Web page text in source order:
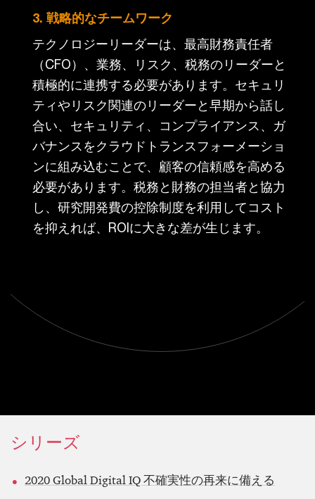
3. 戦略的なチームワーク
テクノロジーリーダーは、最高財務責任者
（CFO）、業務、リスク、税務のリーダーと
積極的に連携する必要があります。セキュリ
ティやリスク関連のリーダーと早期から話し
合い、セキュリティ、コンプライアンス、ガ
バナンスをクラウドトランスフォーメーショ
ンに組み込むことで、顧客の信頼感を高める
必要があります。税務と財務の担当者と協力
し、研究開発費の控除制度を利用してコスト
を抑えれば、ROIに大きな差が生じます。
シリーズ
2020 Global Digital IQ 不確実性の再来に備える